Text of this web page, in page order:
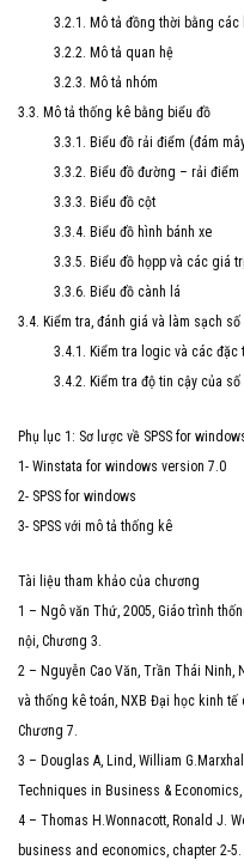
3.2.1. Mô tả đồng thời bằng các
3.2.2. Mô tả quan hệ
3.2.3. Mô tả nhóm
3.3. Mô tả thống kê bằng biểu đồ
3.3.1. Biểu đồ rải điểm (đám
3.3.2. Biểu đồ đường – rải điểm
3.3.3. Biểu đồ cột
3.3.4. Biểu đồ hình bánh xe
3.3.5. Biểu đồ họpp và các giá
3.3.6. Biểu đồ cành lá
3.4. Kiểm tra, đánh giá và làm sạch số
3.4.1. Kiểm tra logic và các đặc
3.4.2. Kiểm tra độ tin cậy của số
Phụ lục 1: Sơ lược về SPSS for
1- Winstata for windows version 7.0
2- SPSS for windows
3- SPSS với mô tả thống kê
Tài liệu tham khảo của chương
1 – Ngô văn Thứ, 2005, Giáo trình
nội, Chương 3.
2 – Nguyễn Cao Văn, Trần Thái Ninh,
và thống kê toán, NXB Đại học kinh tế
Chương 7.
3 – Douglas A, Lind, William
Techniques in Business &
4 – Thomas H.Wonnacott, Ronald J.
business and economics, chapter 2-5.